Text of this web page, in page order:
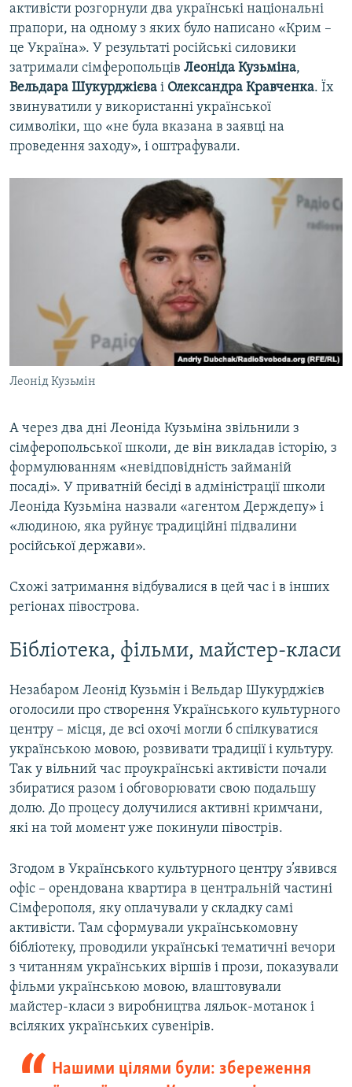
активісти розгорнули два українські національні
прапори, на одному з яких було написано «Крим –
це Україна». У результаті російські силовики
затримали сімферопольців Леоніда Кузьміна,
Вельдара Шукурджієва і Олександра Кравченка. Їх
звинуватили у використанні української
символіки, що «не була вказана в заявці на
проведення заходу», і оштрафували.
Леонід Кузьмін
А через два дні Леоніда Кузьміна звільнили з
сімферопольської школи, де він викладав історію, з
формулюванням «невідповідність займаній
посаді». У приватній бесіді в адміністрації школи
Леоніда Кузьміна назвали «агентом Держдепу» і
«людиною, яка руйнує традиційні підвалини
російської держави».
Схожі затримання відбувалися в цей час і в інших
регіонах півострова.
Бібліотека, фільми, майстер-класи
Незабаром Леонід Кузьмін і Вельдар Шукурджієв
оголосили про створення Українського культурного
центру – місця, де всі охочі могли б спілкуватися
українською мовою, розвивати традиції і культуру.
Так у вільний час проукраїнські активісти почали
збиратися разом і обговорювати свою подальшу
долю. До процесу долучилися активні кримчани,
які на той момент уже покинули півострів.
Згодом в Українського культурного центру з’явився
офіс – орендована квартира в центральній частині
Сімферополя, яку оплачували у складку самі
активісти. Там сформували українськомовну
бібліотеку, проводили українські тематичні вечори
з читанням українських віршів і прози, показували
фільми українською мовою, влаштовували
майстер-класи з виробництва ляльок-мотанок і
всіляких українських сувенірів.
Нашими цілями були: збереження